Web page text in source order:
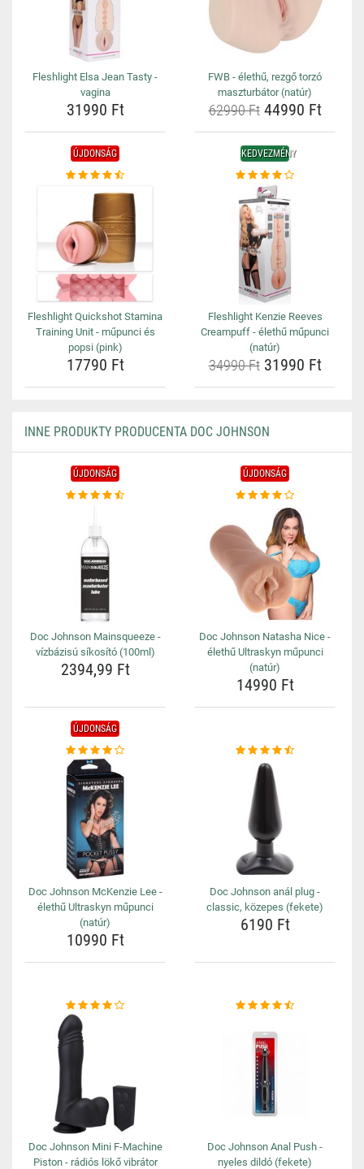
Fleshlight Elsa Jean Tasty -
vagina
31990 Ft
FWB - élethű, rezgő torzó
maszturbátor (natúr)
62990 Ft44990 Ft
ÚJDONSÁG
Fleshlight Quickshot Stamina
Training Unit - műpunci és
popsi (pink)
17790 Ft
KEDVEZMÉNY
Fleshlight Kenzie Reeves
Creampuff - élethű műpunci
(natúr)
34990 Ft31990 Ft
INNE PRODUKTY PRODUCENTA DOC JOHNSON
ÚJDONSÁG
Doc Johnson Mainsqueeze -
vízbázisú síkosító (100ml)
2394,99 Ft
ÚJDONSÁG
Doc Johnson Natasha Nice -
élethű Ultraskyn műpunci
(natúr)
14990 Ft
ÚJDONSÁG
Doc Johnson McKenzie Lee -
élethű Ultraskyn műpunci
(natúr)
10990 Ft
Doc Johnson anál plug -
classic, közepes (fekete)
6190 Ft
Doc Johnson Mini F-Machine
Piston - rádiós lökő vibrátor
Doc Johnson Anal Push -
nyeles dildó (fekete)